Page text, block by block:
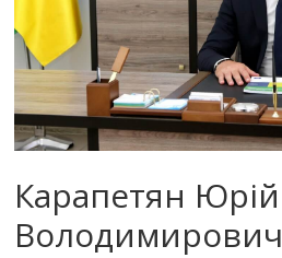
Карапетян Юрій
Володимирович